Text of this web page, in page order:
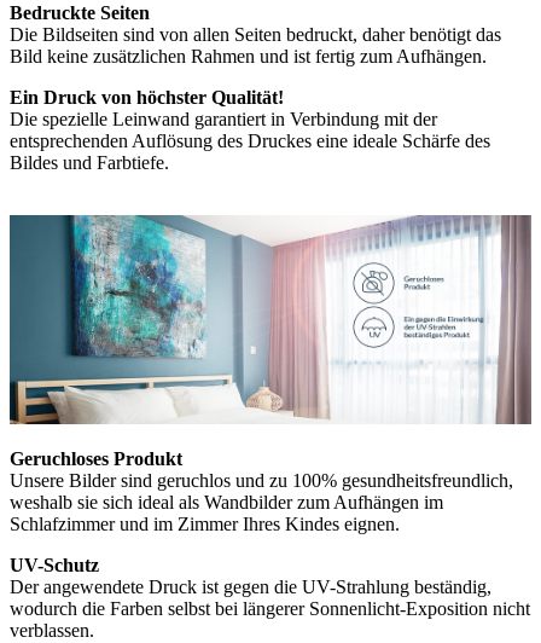
Bedruckte Seiten
Die Bildseiten sind von allen Seiten bedruckt, daher benötigt das
Bild keine zusätzlichen Rahmen und ist fertig zum Aufhängen.
Ein Druck von höchster Qualität!
Die spezielle Leinwand garantiert in Verbindung mit der
entsprechenden Auflösung des Druckes eine ideale Schärfe des
Bildes und Farbtiefe.
Geruchloses Produkt
Unsere Bilder sind geruchlos und zu 100% gesundheitsfreundlich,
weshalb sie sich ideal als Wandbilder zum Aufhängen im
Schlafzimmer und im Zimmer Ihres Kindes eignen.
UV-Schutz
Der angewendete Druck ist gegen die UV-Strahlung beständig,
wodurch die Farben selbst bei längerer Sonnenlicht-Exposition nicht
verblassen.